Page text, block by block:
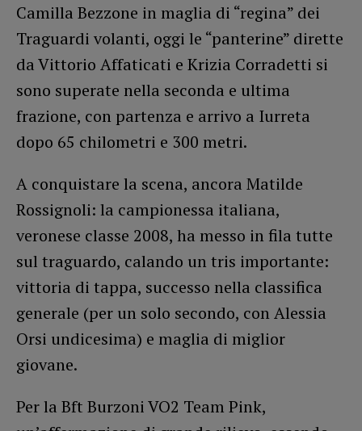
Camilla Bezzone in maglia di “regina” dei
Traguardi volanti, oggi le “panterine” dirette
da Vittorio Affaticati e Krizia Corradetti si
sono superate nella seconda e ultima
frazione, con partenza e arrivo a Iurreta
dopo 65 chilometri e 300 metri.
A conquistare la scena, ancora Matilde
Rossignoli: la campionessa italiana,
veronese classe 2008, ha messo in fila tutte
sul traguardo, calando un tris importante:
vittoria di tappa, successo nella classifica
generale (per un solo secondo, con Alessia
Orsi undicesima) e maglia di miglior
giovane.
Per la Bft Burzoni VO2 Team Pink,